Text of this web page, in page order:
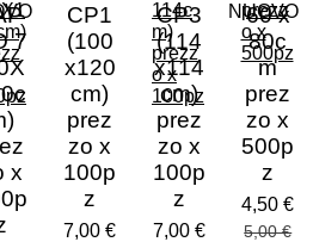
7
x
CP1
(100
x120
cm)
prez
zo x
100p
z
7,00 €
CP3
(114
x114
cm)
prez
zo x
100p
z
7,00 €
NUOVO
60 x
80c
m
prez
zo x
500p
z
4,50 €
5,00 €